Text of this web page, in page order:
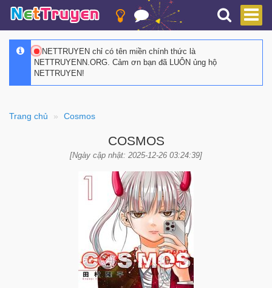
NETTRUYEN chỉ có tên miền chính thức là
NETTRUYENN.ORG. Cảm ơn bạn đã LUÔN ủng hộ
NETTRUYEN!
Trang chủ Cosmos
COSMOS
[Ngày cập nhật: 2025-12-26 03:24:39]